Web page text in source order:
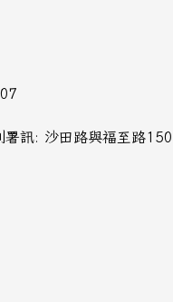
訊: 沙田路與福至路